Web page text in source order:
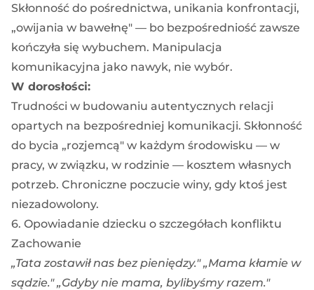
Skłonność do pośrednictwa, unikania konfrontacji,
„owijania w bawełnę" — bo bezpośredniość zawsze
kończyła się wybuchem. Manipulacja
komunikacyjna jako nawyk, nie wybór.
W dorosłości:
Trudności w budowaniu autentycznych relacji
opartych na bezpośredniej komunikacji. Skłonność
do bycia „rozjemcą" w każdym środowisku — w
pracy, w związku, w rodzinie — kosztem własnych
potrzeb. Chroniczne poczucie winy, gdy ktoś jest
niezadowolony.
6. Opowiadanie dziecku o szczegółach konfliktu
Zachowanie
„Tata zostawił nas bez pieniędzy." „Mama kłamie w
sądzie." „Gdyby nie mama, bylibyśmy razem."